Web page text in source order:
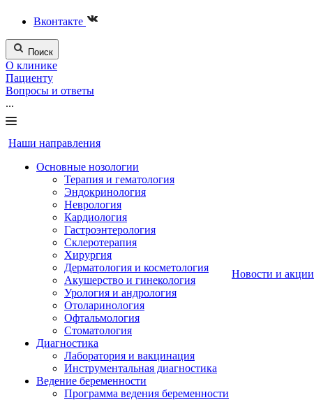
Вконтакте
Поиск
О клинике
Пациенту
Вопросы и ответы
...
Наши направления
Основные нозологии
Терапия и гематология
Эндокринология
Неврология
Кардиология
Гастроэнтерология
Склеротерапия
Хирургия
Дерматология и косметология
Акушерство и гинекология
Урология и андрология
Отоларинология
Офтальмология
Стоматология
Диагностика
Лаборатория и вакцинация
Инструментальная диагностика
Ведение беременности
Программа ведения беременности
Новости и акции